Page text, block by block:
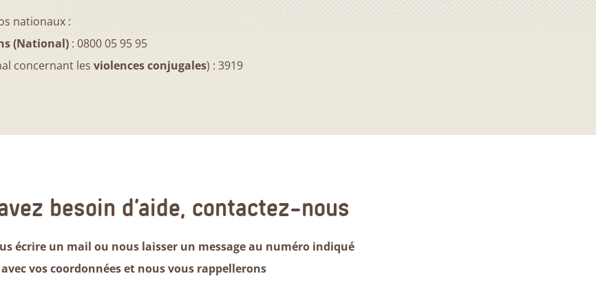
nationaux :
(National) : 0800 05 95 95
concernant lesviolences conjugales) : 3919
besoin d’aide, contactez-nous
écrire un mail ou nous laisser un message au numéro indiqué
avec vos coordonnées et nous vous rappellerons